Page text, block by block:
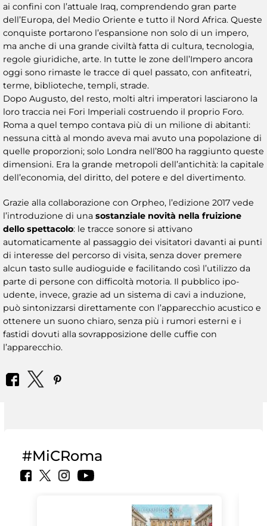
ai confini con l’attuale Iraq, comprendendo gran parte
dell’Europa, del Medio Oriente e tutto il Nord Africa. Queste
conquiste portarono l’espansione non solo di un impero,
ma anche di una grande civiltà fatta di cultura, tecnologia,
regole giuridiche, arte. In tutte le zone dell’Impero ancora
oggi sono rimaste le tracce di quel passato, con anfiteatri,
terme, biblioteche, templi, strade.
Dopo Augusto, del resto, molti altri imperatori lasciarono la
loro traccia nei Fori Imperiali costruendo il proprio Foro.
Roma a quel tempo contava più di un milione di abitanti:
nessuna città al mondo aveva mai avuto una popolazione di
quelle proporzioni; solo Londra nell’800 ha raggiunto queste
dimensioni. Era la grande metropoli dell’antichità: la capitale
dell’economia, del diritto, del potere e del divertimento.
Grazie alla collaborazione con Orpheo, l’edizione 2017 vede
l’introduzione di una sostanziale novità nella fruizione
dello spettacolo: le tracce sonore si attivano
automaticamente al passaggio dei visitatori davanti ai punti
di interesse del percorso di visita, senza dover premere
alcun tasto sulle audioguide e facilitando così l’utilizzo da
parte di persone con difficoltà motoria. Il pubblico ipo-
udente, invece, grazie ad un sistema di cavi a induzione,
può sintonizzarsi direttamente con l’apparecchio acustico e
ottenere un suono chiaro, senza più i rumori esterni e i
fastidi dovuti alla sovrapposizione delle cuffie con
l’apparecchio.
#MiCRoma